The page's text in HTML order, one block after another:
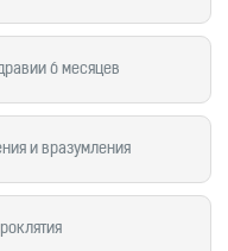
6 месяцев
и вразумления